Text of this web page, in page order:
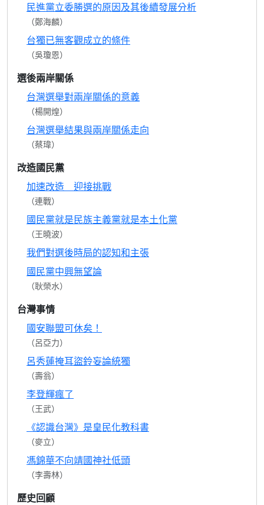
民進黨立委勝選的原因及其後續發展分析
（鄭海麟）
台獨已無客觀成立的條件
（吳瓊恩）
選後兩岸關係
台灣選舉對兩岸關係的意義
（楊開煌）
台灣選舉結果與兩岸關係走向
（蔡瑋）
改造國民黨
加速改造 迎接挑戰
（連戰）
國民黨就是民族主義黨就是本土化黨
（王曉波）
我們對選後時局的認知和主張
國民黨中興無望論
（耿榮水）
台灣事情
國安聯盟可休矣！
（呂亞力）
呂秀蓮掩耳盜鈴妄論統獨
（壽翁）
李登輝瘋了
（王武）
《認識台灣》是皇民化教科書
（麥立）
馮錦華不向靖國神社低頭
（李壽林）
歷史回顧